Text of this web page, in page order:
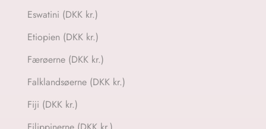
Eswatini (DKK kr.)
Etiopien (DKK kr.)
Færøerne (DKK kr.)
Falklandsøerne (DKK kr.)
Fiji (DKK kr.)